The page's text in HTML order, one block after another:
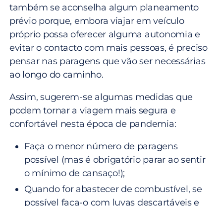
também se aconselha algum planeamento
prévio porque, embora viajar em veículo
próprio possa oferecer alguma autonomia e
evitar o contacto com mais pessoas, é preciso
pensar nas paragens que vão ser necessárias
ao longo do caminho.
Assim, sugerem-se algumas medidas que
podem tornar a viagem mais segura e
confortável nesta época de pandemia:
Faça o menor número de paragens
possível (mas é obrigatório parar ao sentir
o mínimo de cansaço!);
Quando for abastecer de combustível, se
possível faça-o com luvas descartáveis e